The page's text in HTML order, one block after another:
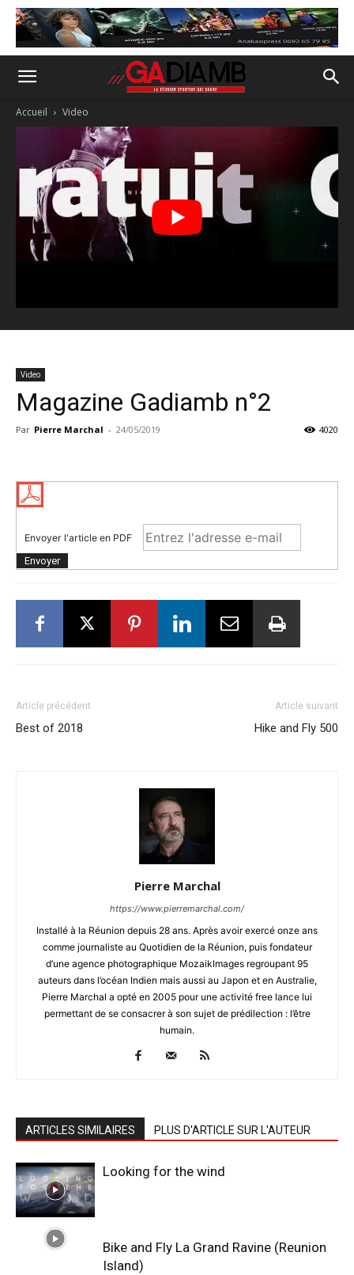
Accueil Video
Video
Magazine Gadiamb n°2
Par Pierre Marchal - 24/05/2019 4020
Envoyer l'article en PDF
Article précédent
Best of 2018
Article suivant
Hike and Fly 500
Pierre Marchal
https://www.pierremarchal.com/
Installé à la Réunion depuis 28 ans. Après avoir exercé onze ans
comme journaliste au Quotidien de la Réunion, puis fondateur
d’une agence photographique MozaikImages regroupant 95
auteurs dans l’océan Indien mais aussi au Japon et en Australie,
Pierre Marchal a opté en 2005 pour une activité free lance lui
permettant de se consacrer à son sujet de prédilection : l’être
humain.
ARTICLES SIMILAIRES PLUS D'ARTICLE SUR L'AUTEUR
Looking for the wind
Bike and Fly La Grand Ravine (Reunion
Island)